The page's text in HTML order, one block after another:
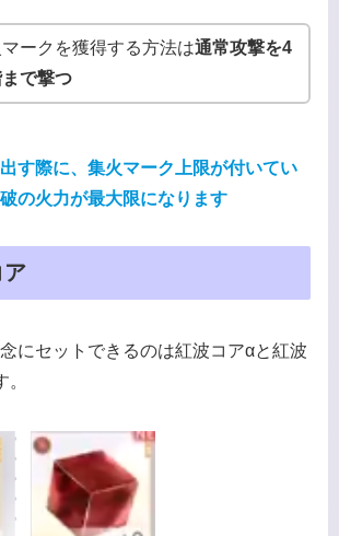
ークを獲得する方法は通常攻撃を4
で撃つ
す際に、集火マーク上限が付いてい
の火力が最大限になります
ア
にセットできるのは紅波コアαと紅波